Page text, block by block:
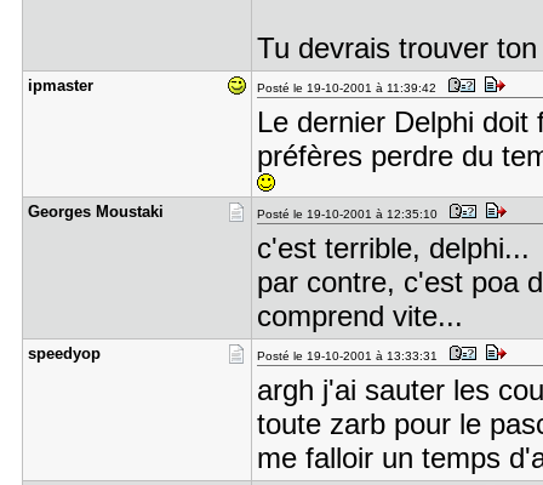
Tu devrais trouver
ipmaster Posté le 19-10-2001 à 11:39:42
Le dernier Delphi
préfères perdre du
Georges Mo​ustaki Posté le 19-10-2001 à 12:35:10
c'est terrible, delphi...
par contre, c'est poa
comprend vite...
speedyop Posté le 19-10-2001 à 13:33:31
argh j'ai sauter les
toute zarb pour le
me falloir un temps